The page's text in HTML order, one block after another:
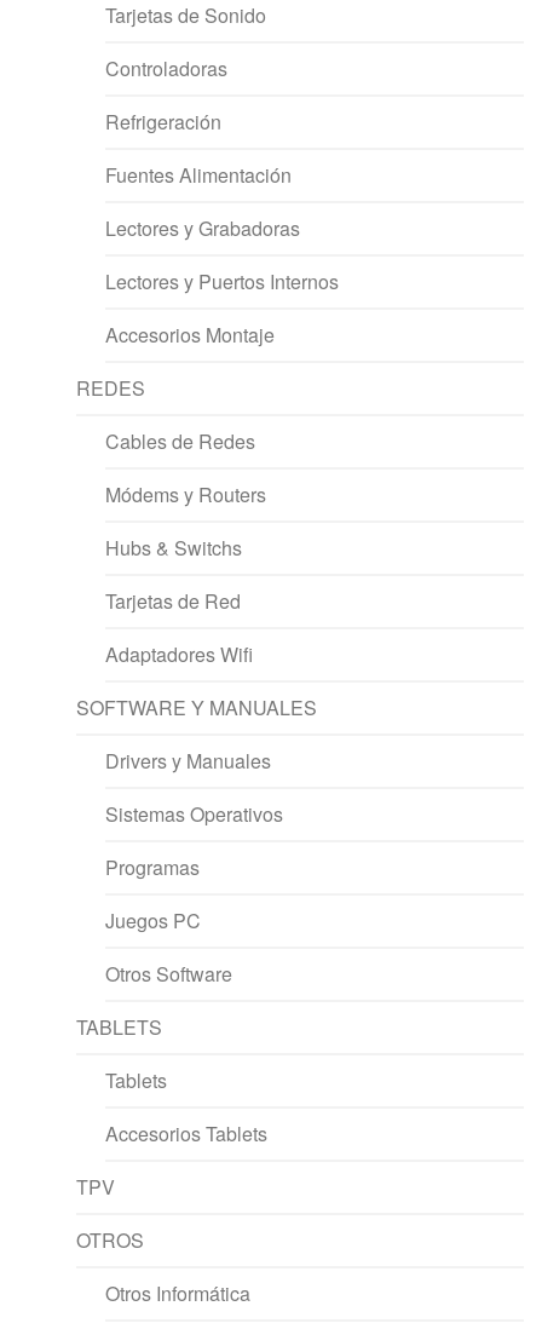
Tarjetas de Sonido
Controladoras
Refrigeración
Fuentes Alimentación
Lectores y Grabadoras
Lectores y Puertos Internos
Accesorios Montaje
REDES
Cables de Redes
Módems y Routers
Hubs & Switchs
Tarjetas de Red
Adaptadores Wifi
SOFTWARE Y MANUALES
Drivers y Manuales
Sistemas Operativos
Programas
Juegos PC
Otros Software
TABLETS
Tablets
Accesorios Tablets
TPV
OTROS
Otros Informática